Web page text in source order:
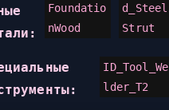
Foundatio
nWood
d_Steel
Strut
ID_Tool_We
lder_T2